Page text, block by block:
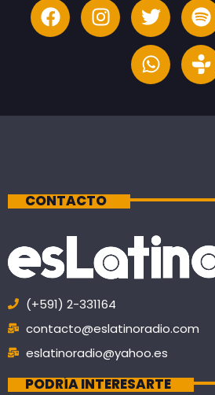
CONTACTO
(+591) 2-331164
contacto@eslatinoradio.com
eslatinoradio@yahoo.es
PODRÍA INTERESARTE